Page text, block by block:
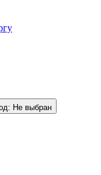
Не выбран